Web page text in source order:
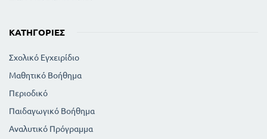
ΚΑΤΗΓΟΡΊΕΣ
Σχολικό Εγχειρίδιο
Μαθητικό Βοήθημα
Περιοδικό
Παιδαγωγικό Βοήθημα
Αναλυτικό Πρόγραμμα